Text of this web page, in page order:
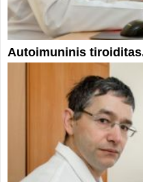
Autoimuninis